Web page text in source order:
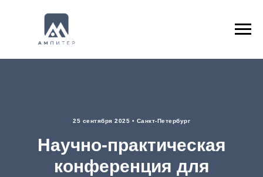
25 сентября 2025 • Санкт-Петербург
Научно-практическая
конференция для